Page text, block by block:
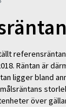
Räntan är
ligger bland
över